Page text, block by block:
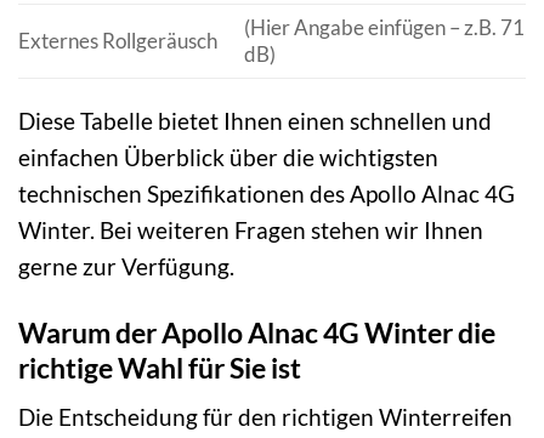
Externes Rollgeräusch
(Hier Angabe einfügen – z.B. 71
dB)
Diese Tabelle bietet Ihnen einen schnellen und
einfachen Überblick über die wichtigsten
technischen Spezifikationen des Apollo Alnac 4G
Winter. Bei weiteren Fragen stehen wir Ihnen
gerne zur Verfügung.
Warum der Apollo Alnac 4G Winter die
richtige Wahl für Sie ist
Die Entscheidung für den richtigen Winterreifen